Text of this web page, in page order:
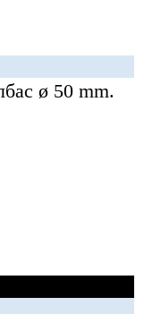
ø 50 mm.